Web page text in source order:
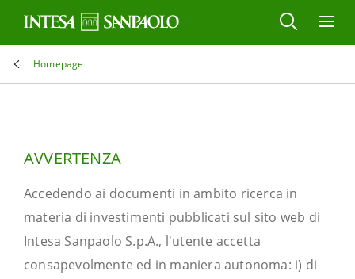
Homepage
AVVERTENZA
Accedendo ai documenti in ambito ricerca in
materia di investimenti pubblicati sul sito web di
Intesa Sanpaolo S.p.A., l'utente accetta
consapevolmente ed in maniera autonoma: i) di